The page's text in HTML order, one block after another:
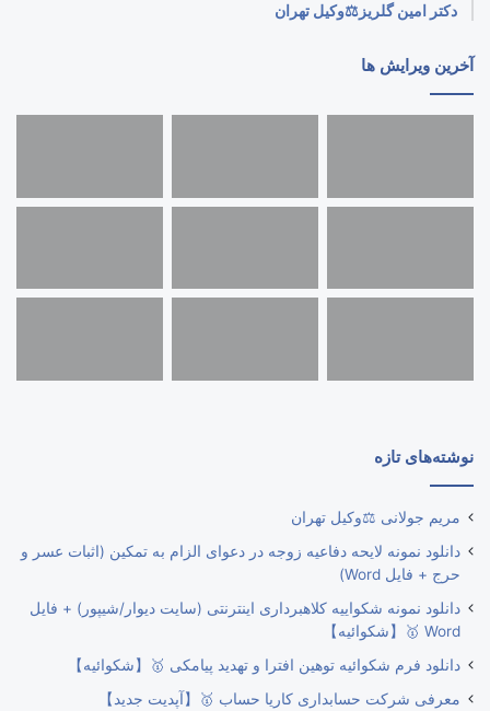
دکتر امین گلریز⚖️وکیل تهران
آخرین ویرایش ها
نوشته‌های تازه
مریم جولانی ⚖️وکیل تهران
دانلود نمونه لایحه دفاعیه زوجه در دعوای الزام به تمکین (اثبات عسر و
حرج + فایل Word)
دانلود نمونه شکواییه کلاهبرداری اینترنتی (سایت دیوار/شیپور) + فایل
Word 🥇【شکوائیه】
دانلود فرم شکوائیه توهین افترا و تهدید پیامکی 🥇【شکوائیه】
معرفی شرکت حسابداری کاریا حساب 🥇【آپدیت جدید】